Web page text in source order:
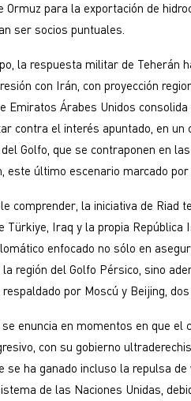
Ormuz para la exportación de
ser socios puntuales.
la respuesta militar de Teherán
con Irán, con proyección
Emiratos Árabes Unidos
contra el interés apuntado, en
Golfo, que se contraponen en
este último escenario marcado
comprender, la iniciativa de Riad
Türkiye, Iraq y la propia
enfocado no sólo en
región del Golfo Pérsico, sino
por Moscú y Beijing,
se enuncia en momentos en que
con su gobierno
se ha ganado incluso la repulsa
de las Naciones Unidas,